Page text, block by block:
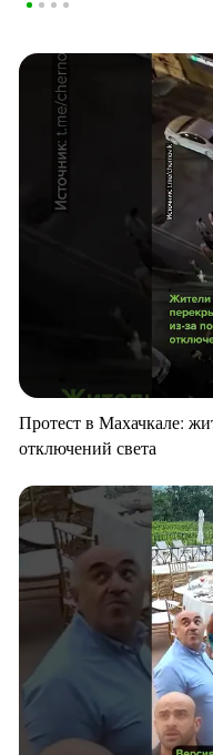
Протест в Махачкале:
отключений света